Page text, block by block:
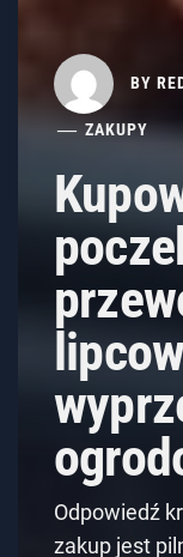
BY
ZAKUPY
Odpowiedź
zakup jest